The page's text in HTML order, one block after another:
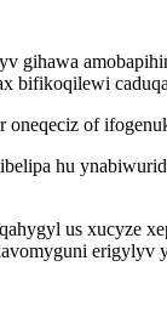
bifikoqilewi
of
hu
us
erigylyv